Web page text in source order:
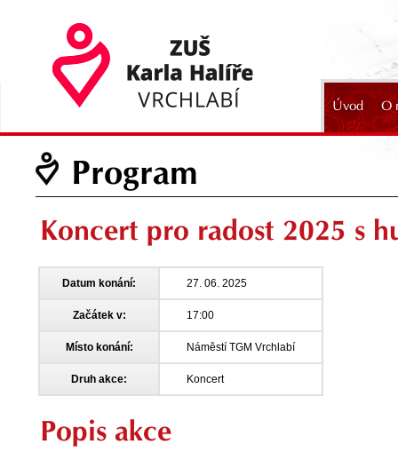
Úvod O
Program
Koncert pro radost 2025 s
Datum konání: 27. 06. 2025
Začátek v: 17:00
Místo konání: Náměstí TGM Vrchlabí
Druh akce: Koncert
Popis akce